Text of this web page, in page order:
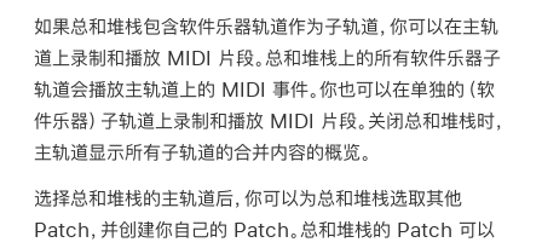
如果总和堆栈包含软件乐器轨道作为子轨道，你可以在主轨
道上录制和播放 MIDI 片段。总和堆栈上的所有软件乐器子
轨道会播放主轨道上的 MIDI 事件。你也可以在单独的（软
件乐器）子轨道上录制和播放 MIDI 片段。关闭总和堆栈时，
主轨道显示所有子轨道的合并内容的概览。
选择总和堆栈的主轨道后，你可以为总和堆栈选取其他
Patch，并创建你自己的 Patch。总和堆栈的 Patch 可以